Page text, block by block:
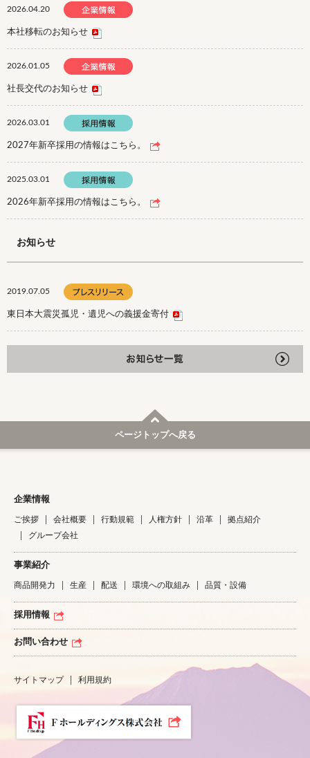
2026.04.20
本社移転のお知らせ
2026.01.05
社長交代のお知らせ
2026.03.01
2027年新卒採用の情報はこちら。
2025.03.01
2026年新卒採用の情報はこちら。
お知らせ
2019.07.05
東日本大震災孤児・遺児への義援金寄付
ページトップへ戻る
企業情報
ご挨拶 会社概要 行動規範 人権方針 沿革
拠点紹介
グループ会社
事業紹介
商品開発力 生産 配送 環境への取組み 品質・設備
採用情報
お問い合わせ
サイトマップ 利用規約